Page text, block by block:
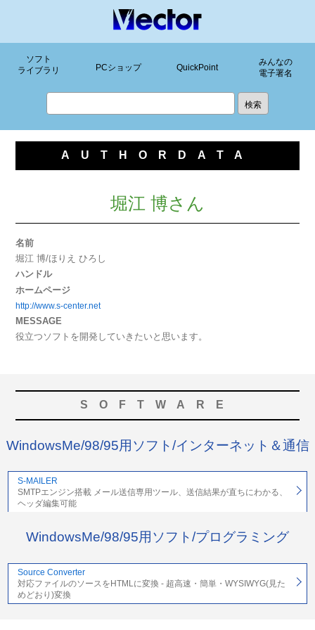
ソフト
ライブラリ
PCショップ QuickPoint
みんなの
電子署名
AUTHORDATA
堀江 博さん
名前
堀江 博/ほりえ ひろし
ハンドル
ホームページ
http://www.s-center.net
MESSAGE
役立つソフトを開発していきたいと思います。
SOFTWARE
WindowsMe/98/95用ソフト/インターネット＆通信
S-MAILER
SMTPエンジン搭載 メール送信専用ツール、送信結果が直ちにわかる、
ヘッダ編集可能
WindowsMe/98/95用ソフト/プログラミング
Source Converter
対応ファイルのソースをHTMLに変換 - 超高速・簡単・WYSIWYG(見た
めどおり)変換